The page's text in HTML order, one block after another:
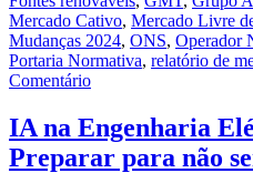
Mercado Cativo, Mercado Livre
Mudanças 2024, ONS, Operador
Portaria Normativa, relatório de
Comentário
IA na Engenharia
Preparar para não